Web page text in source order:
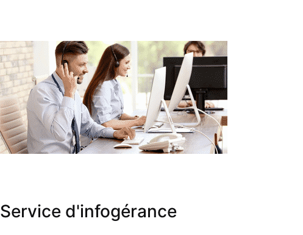
Service d'infogérance